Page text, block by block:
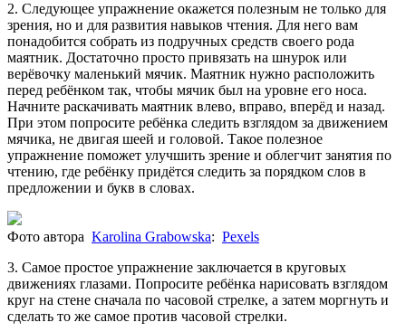
2. Следующее упражнение окажется полезным не только для
зрения, но и для развития навыков чтения. Для него вам
понадобится собрать из подручных средств своего рода
маятник. Достаточно просто привязать на шнурок или
верёвочку маленький мячик. Маятник нужно расположить
перед ребёнком так, чтобы мячик был на уровне его носа.
Начните раскачивать маятник влево, вправо, вперёд и назад.
При этом попросите ребёнка следить взглядом за движением
мячика, не двигая шеей и головой. Такое полезное
упражнение поможет улучшить зрение и облегчит занятия по
чтению, где ребёнку придётся следить за порядком слов в
предложении и букв в словах.
Фото автора Karolina Grabowska: Pexels
3. Самое простое упражнение заключается в круговых
движениях глазами. Попросите ребёнка нарисовать взглядом
круг на стене сначала по часовой стрелке, а затем моргнуть и
сделать то же самое против часовой стрелки.